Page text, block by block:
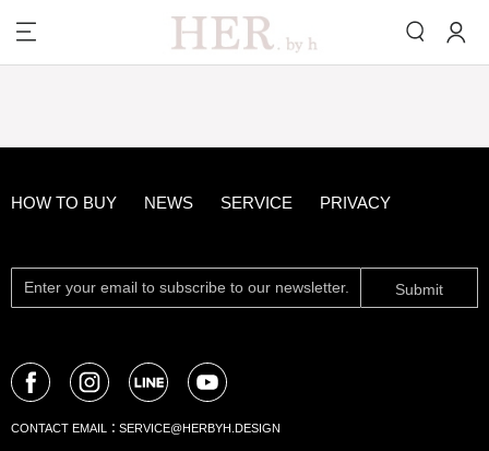
HOW TO BUY NEWS SERVICE PRIVACY
Submit
CONTACT EMAIL： SERVICE@HERBYH.DESIGN